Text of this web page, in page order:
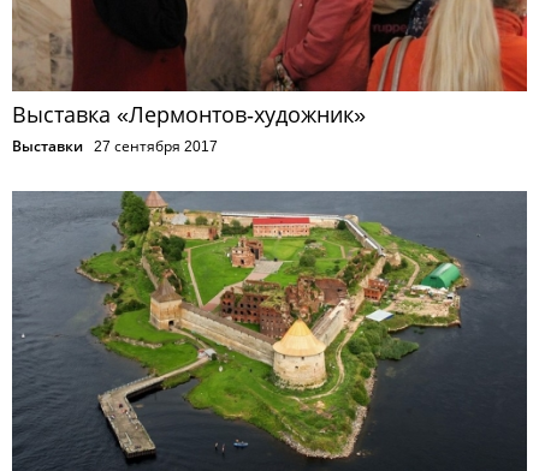
Выставка «Лермонтов-художник»
Выставки 27 сентября 2017